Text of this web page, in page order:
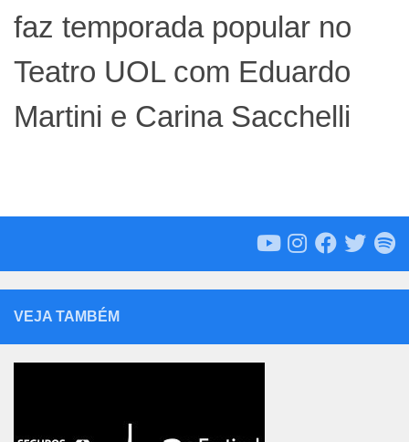
faz temporada popular no
Teatro UOL com Eduardo
Martini e Carina Sacchelli
VEJA TAMBÉM